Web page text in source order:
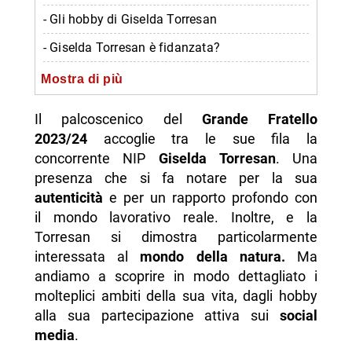
- Gli hobby di Giselda Torresan
- Giselda Torresan è fidanzata?
- Profilo Instagram di Giselda Torresan
Mostra di più
Il palcoscenico del Grande Fratello
2023/24accoglie tra le sue fila la
concorrente NIP Giselda Torresan. Una
presenza che si fa notare per la sua
autenticità e per un rapporto profondo con
il mondo lavorativo reale. Inoltre, e la
Torresan si dimostra particolarmente
interessata al mondo della natura. Ma
andiamo a scoprire in modo dettagliato i
molteplici ambiti della sua vita, dagli hobby
alla sua partecipazione attiva suisocial
media.